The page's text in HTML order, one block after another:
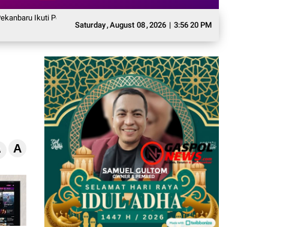
Saturday,August 08,2026 | 3:56 21 PM
Pembukaan Pekan Olahraga Ditjenpas Riau HUT RI ke-81
A